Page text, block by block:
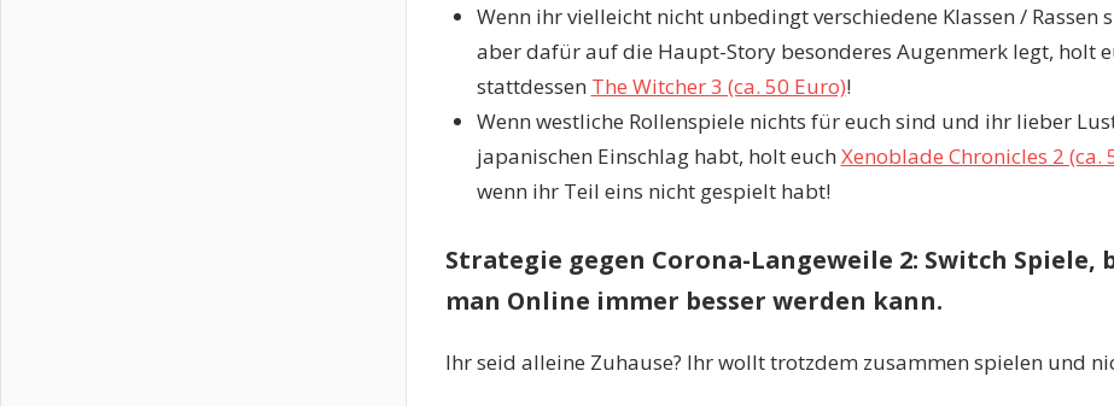
Wenn ihr vielleicht nicht unbedingt verschiedene Klassen / Rassen
aber dafür auf die Haupt-Story besonderes Augenmerk legt, holt
stattdessen The Witcher 3 (ca. 50 Euro)!
Wenn westliche Rollenspiele nichts für euch sind und ihr lieber
japanischen Einschlag habt, holt euch Xenoblade Chronicles 2 (ca.
wenn ihr Teil eins nicht gespielt habt!
Strategie gegen Corona-Langeweile 2: Switch Spiele,
man Online immer besser werden kann.
Ihr seid alleine Zuhause? Ihr wollt trotzdem zusammen spielen und